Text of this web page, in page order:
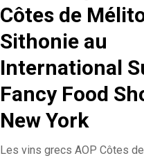
Côtes de
Sithonie au
International
Fancy Food
New York
Les vins grecs AOP Côtes